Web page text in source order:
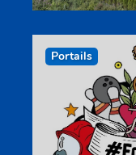
Portails